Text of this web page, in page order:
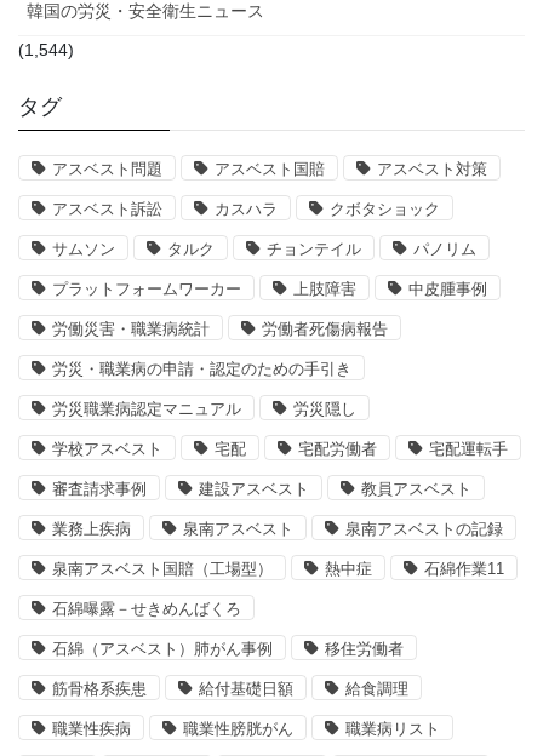
韓国の労災・安全衛生ニュース
(1,544)
タグ
アスベスト問題 アスベスト国賠 アスベスト対策
アスベスト訴訟 カスハラ クボタショック
サムソン タルク チョンテイル パノリム
プラットフォームワーカー 上肢障害 中皮腫事例
労働災害・職業病統計 労働者死傷病報告
労災・職業病の申請・認定のための手引き
労災職業病認定マニュアル 労災隠し
学校アスベスト 宅配 宅配労働者 宅配運転手
審査請求事例 建設アスベスト 教員アスベスト
業務上疾病 泉南アスベスト 泉南アスベストの記録
泉南アスベスト国賠（工場型） 熱中症 石綿作業11
石綿曝露－せきめんばくろ
石綿（アスベスト）肺がん事例 移住労働者
筋骨格系疾患 給付基礎日額 給食調理
職業性疾病 職業性膀胱がん 職業病リスト